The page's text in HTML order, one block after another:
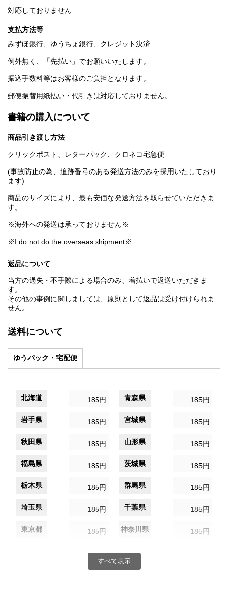
対応しておりません
支払方法等
みずほ銀行、ゆうちょ銀行、クレジット決済
例外無く、「先払い」でお願いいたします。
振込手数料等はお客様のご負担となります。
郵便振替用紙払い・代引きは対応しておりません。
書籍の購入について
商品引き渡し方法
クリックポスト、レターパック、クロネコ宅急便
(事故防止の為、追跡番号のある発送方法のみを採用いたしており
ます)
商品のサイズにより、最も安価な発送方法を取らせていただきま
す。
※海外への発送は承っておりません※
※I do not do the overseas shipment※
返品について
当方の過失・不手際による場合のみ、着払いで返送いただきま
す。
その他の事例に関しましては、原則として返品は受け付けられま
せん。
送料について
ゆうパック・宅配便
北海道 185円 青森県 185円
岩手県 185円 宮城県 185円
秋田県 185円 山形県 185円
福島県 185円 茨城県 185円
栃木県 185円 群馬県 185円
埼玉県 185円 千葉県 185円
東京都 185円 神奈川県 185円
185円 富山県
すべて表示